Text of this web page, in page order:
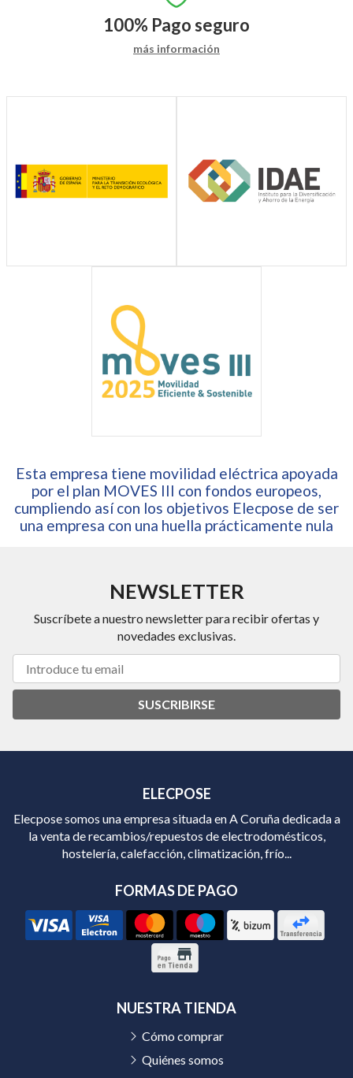
100% Pago seguro
más información
Esta empresa tiene movilidad eléctrica apoyada
por el plan MOVES III con fondos europeos,
cumpliendo así con los objetivos Elecpose de ser
una empresa con una huella prácticamente nula
NEWSLETTER
Suscríbete a nuestro newsletter para recibir ofertas y
novedades exclusivas.
SUSCRIBIRSE
ELECPOSE
Elecpose somos una empresa situada en A Coruña dedicada a
la venta de recambios/repuestos de electrodomésticos,
hostelería, calefacción, climatización, frío...
FORMAS DE PAGO
NUESTRA TIENDA
Cómo comprar
Quiénes somos